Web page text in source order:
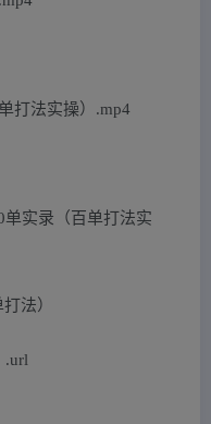
打法实操）.mp4
实录（百单打法实
法）
.url